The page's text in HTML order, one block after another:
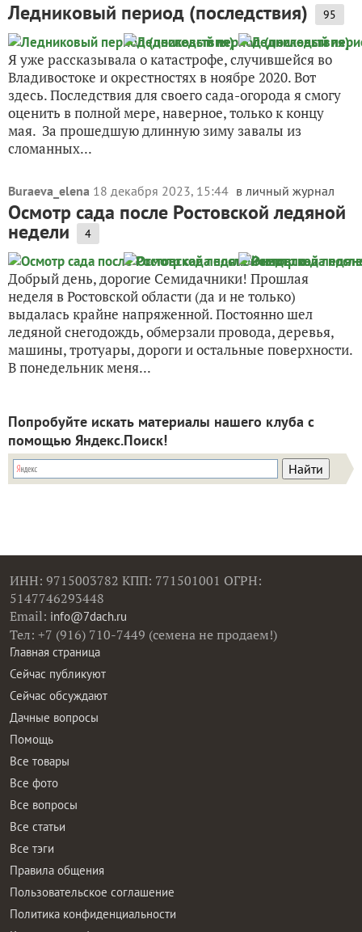
Ледниковый период (последствия) 95
Я уже рассказывала о катастрофе, случившейся во
Владивостоке и окрестностях в ноябре 2020. Вот
здесь. Последствия для своего сада-огорода я смогу
оценить в полной мере, наверное, только к концу
мая. За прошедшую длинную зиму завалы из
сломанных...
Buraeva_elena 18 декабря 2023, 15:44 в личный журнал
Осмотр сада после Ростовской ледяной
недели 4
Добрый день, дорогие Семидачники! Прошлая
неделя в Ростовской области (да и не только)
выдалась крайне напряженной. Постоянно шел
ледяной снегодождь, обмерзали провода, деревья,
машины, тротуары, дороги и остальные поверхности.
В понедельник меня...
Попробуйте искать материалы нашего клуба с
помощью Яндекс.Поиск!
ИНН: 9715003782 КПП: 771501001 ОГРН:
5147746293448
Email: info@7dach.ru
Тел: +7 (916) 710-7449 (семена не продаем!)
Главная страница
Сейчас публикуют
Сейчас обсуждают
Дачные вопросы
Помощь
Все товары
Все фото
Все вопросы
Все статьи
Все тэги
Правила общения
Пользовательское соглашение
Политика конфиденциальности